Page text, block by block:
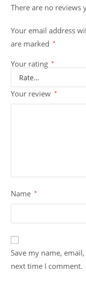
There are no reviews
Your email address
are marked
*
Your rating *
Your review *
Name *
Save my name,
next time I comment.